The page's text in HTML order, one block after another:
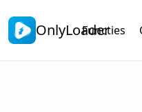
OnlyLoader
Functies